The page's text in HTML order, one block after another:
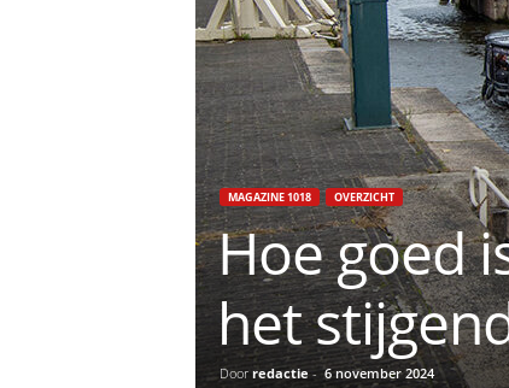
MAGAZINE 1018 OVERZICHT
Hoe goed
het
Door redactie - 6 november 2024